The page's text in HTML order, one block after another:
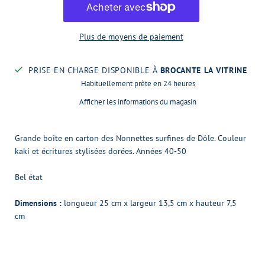
Plus de moyens de paiement
PRISE EN CHARGE DISPONIBLE À BROCANTE LA VITRINE
Habituellement prête en 24 heures
Afficher les informations du magasin
Grande boîte en carton des Nonnettes surfines de Dôle. Couleur
kaki et écritures stylisées dorées. Années 40-50
Bel état
Dimensions : longueur 25 cm x largeur 13,5 cm x hauteur 7,5
cm